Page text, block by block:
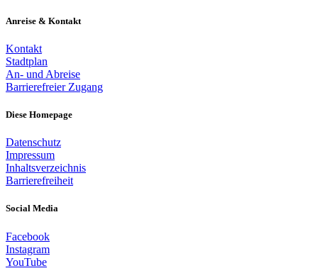
Anreise & Kontakt
Kontakt
Stadtplan
An- und Abreise
Barrierefreier Zugang
Diese Homepage
Datenschutz
Impressum
Inhaltsverzeichnis
Barrierefreiheit
Social Media
Facebook
Instagram
YouTube